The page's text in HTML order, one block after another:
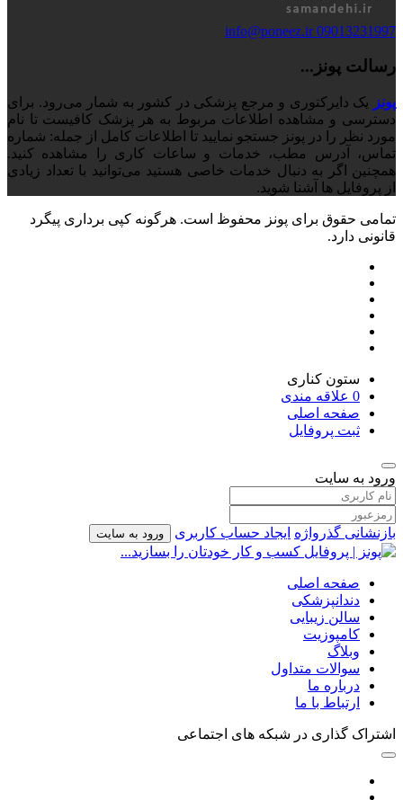
09013231997
info@poneez.ir
رسالت پونز...
پونز
یک دایرکتوری و مرجع پزشکی در کشور به شمار می‌رود. برای
دسترسی و مشاهده اطلاعات مربوط به هر پزشک کافیست تا نام
مورد نظر را در پونز جستجو نمایید تا اطلاعات کامل از جمله: شماره
تماس، آدرس مطب، خدمات و ساعات کاری را مشاهده کنید.
همچنین اگر به دنبال خدمات خاصی هستید می‌توانید با تعداد زیادی
از پروفایل ها آشنا شوید.
تمامی حقوق برای پونز محفوظ است. هرگونه کپی برداری پیگرد
قانونی دارد.
ستون کناری
0 علاقه مندی
صفحه اصلی
ثبت پروفایل
ورود به سایت
بازنشانی گذرواژه ایجاد حساب کاربری ورود به سایت
صفحه اصلی
دندانپزشکی
سالن زیبایی
کامپوزیت
وبلاگ
سوالات متداول
درباره ما
ارتباط با ما
اشتراک گذاری در شبکه های اجتماعی